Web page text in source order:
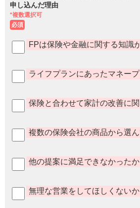
申し込んだ理由
*複数選択可
必須
FPは保険や金融に関する知識
ライフプランにあったマネー
保険と合わせて家計の改善に
複数の保険会社の商品から選
他の提案に満足できなかったか
無理な営業をしてほしくないか